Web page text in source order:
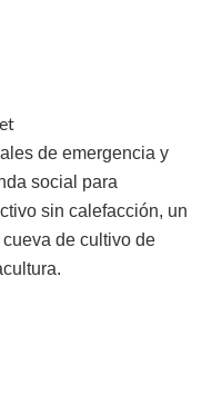
de emergencia y
social para
sin calefacción, un
de cultivo de